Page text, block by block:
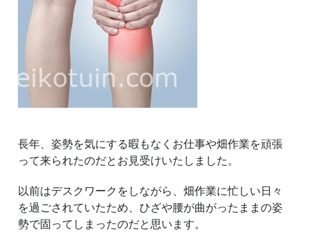
長年、姿勢を気にする暇もなくお仕事や畑作業を頑張
って来られたのだとお見受けいたしました。
以前はデスクワークをしながら、畑作業に忙しい日々
を過ごされていたため、ひざや腰が曲がったままの姿
勢で固ってしまったのだと思います。